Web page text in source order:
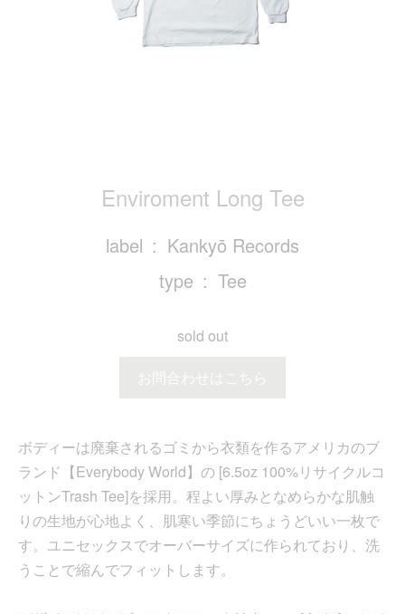
Enviroment Long Tee
label
Kankyō Records
type
Tee
sold out
お問合わせはこちら
ボディーは廃棄されるゴミから衣類を作るアメリカのブ
ランド【Everybody World】の [6.5oz 100%リサイクルコ
ットンTrash Tee]を採用。程よい厚みとなめらかな肌触
りの生地が心地よく、肌寒い季節にちょうどいい一枚で
す。ユニセックスでオーバーサイズに作られており、洗
うことで縮んでフィットします。